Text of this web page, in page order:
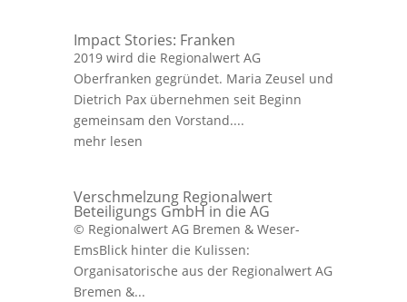
Impact Stories: Franken
2019 wird die Regionalwert AG
Oberfranken gegründet. Maria Zeusel und
Dietrich Pax übernehmen seit Beginn
gemeinsam den Vorstand....
mehr lesen
Verschmelzung Regionalwert
Beteiligungs GmbH in die AG
© Regionalwert AG Bremen & Weser-
EmsBlick hinter die Kulissen:
Organisatorische aus der Regionalwert AG
Bremen &...